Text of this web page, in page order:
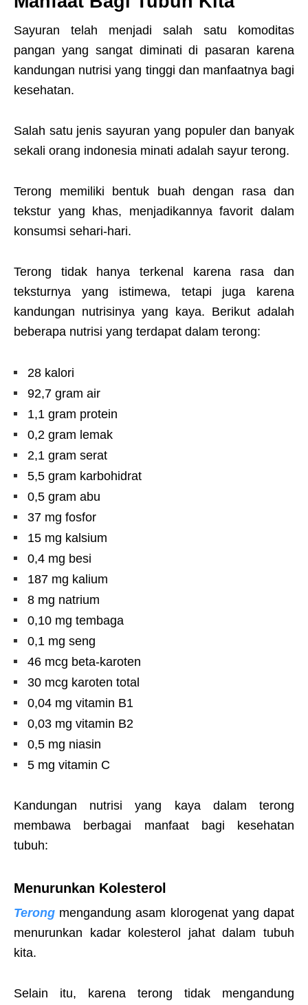
Sayuran telah menjadi salah satu komoditas
pangan yang sangat diminati di pasaran karena
kandungan nutrisi yang tinggi dan manfaatnya bagi
kesehatan.
Salah satu jenis sayuran yang populer dan banyak
sekali orang indonesia minati adalah sayur terong.
Terong memiliki bentuk buah dengan rasa dan
tekstur yang khas, menjadikannya favorit dalam
konsumsi sehari-hari.
Terong tidak hanya terkenal karena rasa dan
teksturnya yang istimewa, tetapi juga karena
kandungan nutrisinya yang kaya. Berikut adalah
beberapa nutrisi yang terdapat dalam terong:
28 kalori
92,7 gram air
1,1 gram protein
0,2 gram lemak
2,1 gram serat
5,5 gram karbohidrat
0,5 gram abu
37 mg fosfor
15 mg kalsium
0,4 mg besi
187 mg kalium
8 mg natrium
0,10 mg tembaga
0,1 mg seng
46 mcg beta-karoten
30 mcg karoten total
0,04 mg vitamin B1
0,03 mg vitamin B2
0,5 mg niasin
5 mg vitamin C
Kandungan nutrisi yang kaya dalam terong
membawa berbagai manfaat bagi kesehatan
tubuh:
Menurunkan Kolesterol
Terong mengandung asam klorogenat yang dapat
menurunkan kadar kolesterol jahat dalam tubuh
kita.
Selain itu, karena terong tidak mengandung